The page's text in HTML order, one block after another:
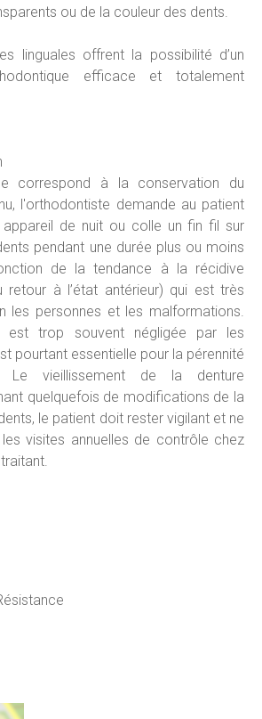
ou de la couleur des dents.
linguales offrent la possibilité d’un
efficace et totalement
correspond à la conservation du
l'orthodontiste demande au patient
de nuit ou colle un fin fil sur
pendant une durée plus ou moins
de la tendance à la récidive
retour à l’état antérieur) qui est très
les personnes et les malformations.
est trop souvent négligée par les
pourtant essentielle pour la pérennité
Le vieillissement de la denture
quelquefois de modifications de la
le patient doit rester vigilant et ne
visites annuelles de contrôle chez